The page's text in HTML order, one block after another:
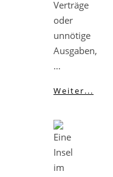
Verträge
oder
unnötige
Ausgaben,
…
Weiter...